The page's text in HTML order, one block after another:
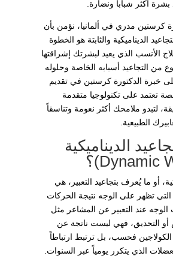
أكثر شباباً ونضارة.
كرستين مدري في ألمانيا، نؤمن بأن
الديناميكية والثابتة هو الخطوة
الأنسب الذي يعيد لبشرتك إشراقتها
من التجاعيد أسبابه الخاصة وحلوله
خبرة الدكتورة كرستين في تقديم
تعتمد على تكنولوجيا متقدمة
لتبدو ملامحك أكثر نعومة وتناسقاً
الطبيعية.
الديناميكية
أو ما يُعرف بتجاعيد التعبير، هي
تظهر على الوجه نتيجة الحركات
الوجه عند التعبير عن المشاعر مثل
أو التحديق، فهي ليست ناتجة عن
فحسب، بل ترتبط ارتباطاً
الذي يتكرر يومياً عبر السنوات.